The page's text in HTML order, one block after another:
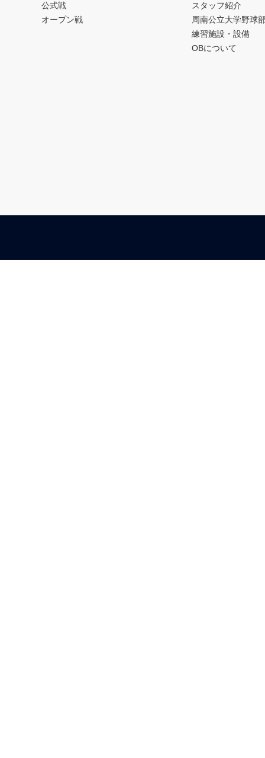
公式戦
オープン戦
スタッフ紹介
周南公立大学野球
練習施設・設備
OBについて